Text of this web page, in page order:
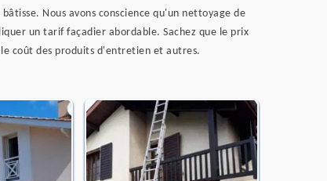
Nous avons conscience qu'un nettoyage de
un tarif façadier abordable. Sachez que le prix
coût des produits d'entretien et autres.